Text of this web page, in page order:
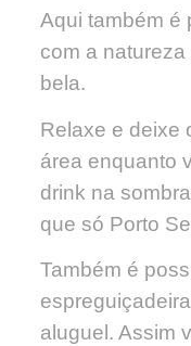
Aqui também é
com a
bela.
Relaxe e deixe
área enquanto
drink na
que só Porto
Também é
aluguel. Assim